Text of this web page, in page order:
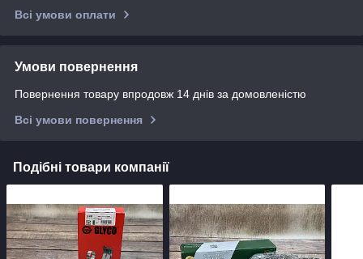
Всі умови оплати
Умови повернення
Повернення товару впродовж 14 днів за домовленістю
Всі умови повернення
Подібні товари компанії